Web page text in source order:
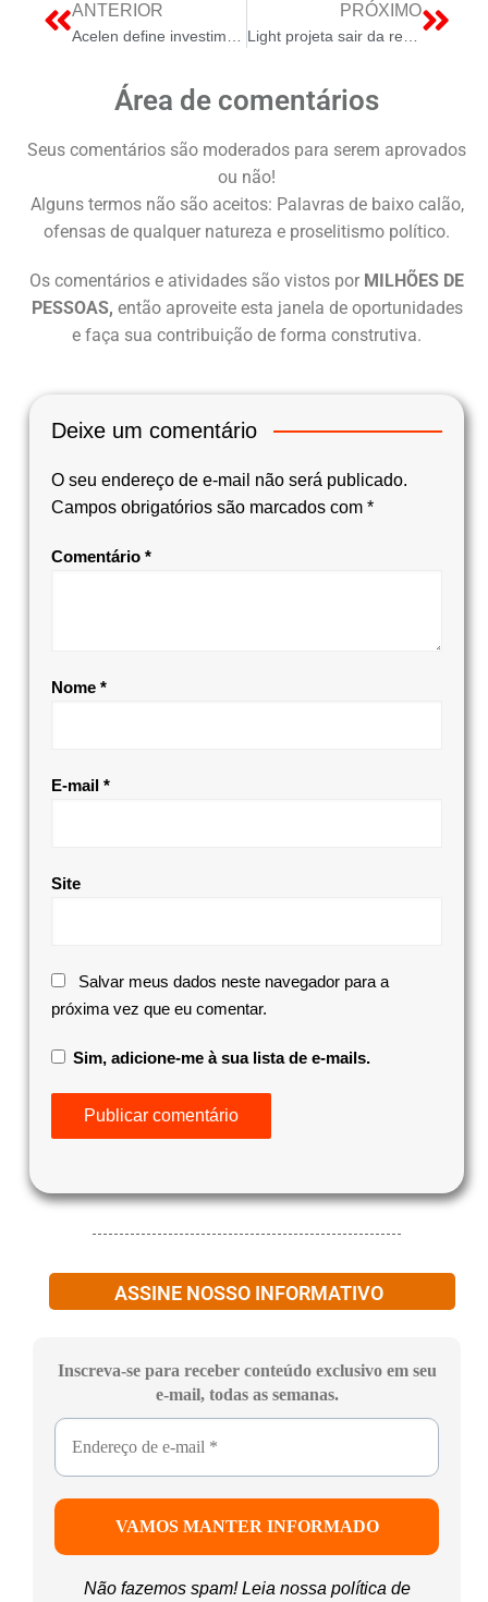
ANTERIOR PRÓXIMO
Área de comentários
Seus comentários são moderados para serem aprovados
ou não!
Alguns termos não são aceitos: Palavras de baixo calão,
ofensas de qualquer natureza e proselitismo político.
Os comentários e atividades são vistos por MILHÕES DE
PESSOAS, então aproveite esta janela de oportunidades
e faça sua contribuição de forma construtiva.
Deixe um comentário
O seu endereço de e-mail não será publicado.
Campos obrigatórios são marcados com *
Comentário *
Nome *
E-mail *
Site
Salvar meus dados neste navegador para a
próxima vez que eu comentar.
Sim, adicione-me à sua lista de e-mails.
ASSINE NOSSO INFORMATIVO
Inscreva-se para receber conteúdo exclusivo em seu
e-mail, todas as semanas.
Não fazemos spam! Leia nossa política de